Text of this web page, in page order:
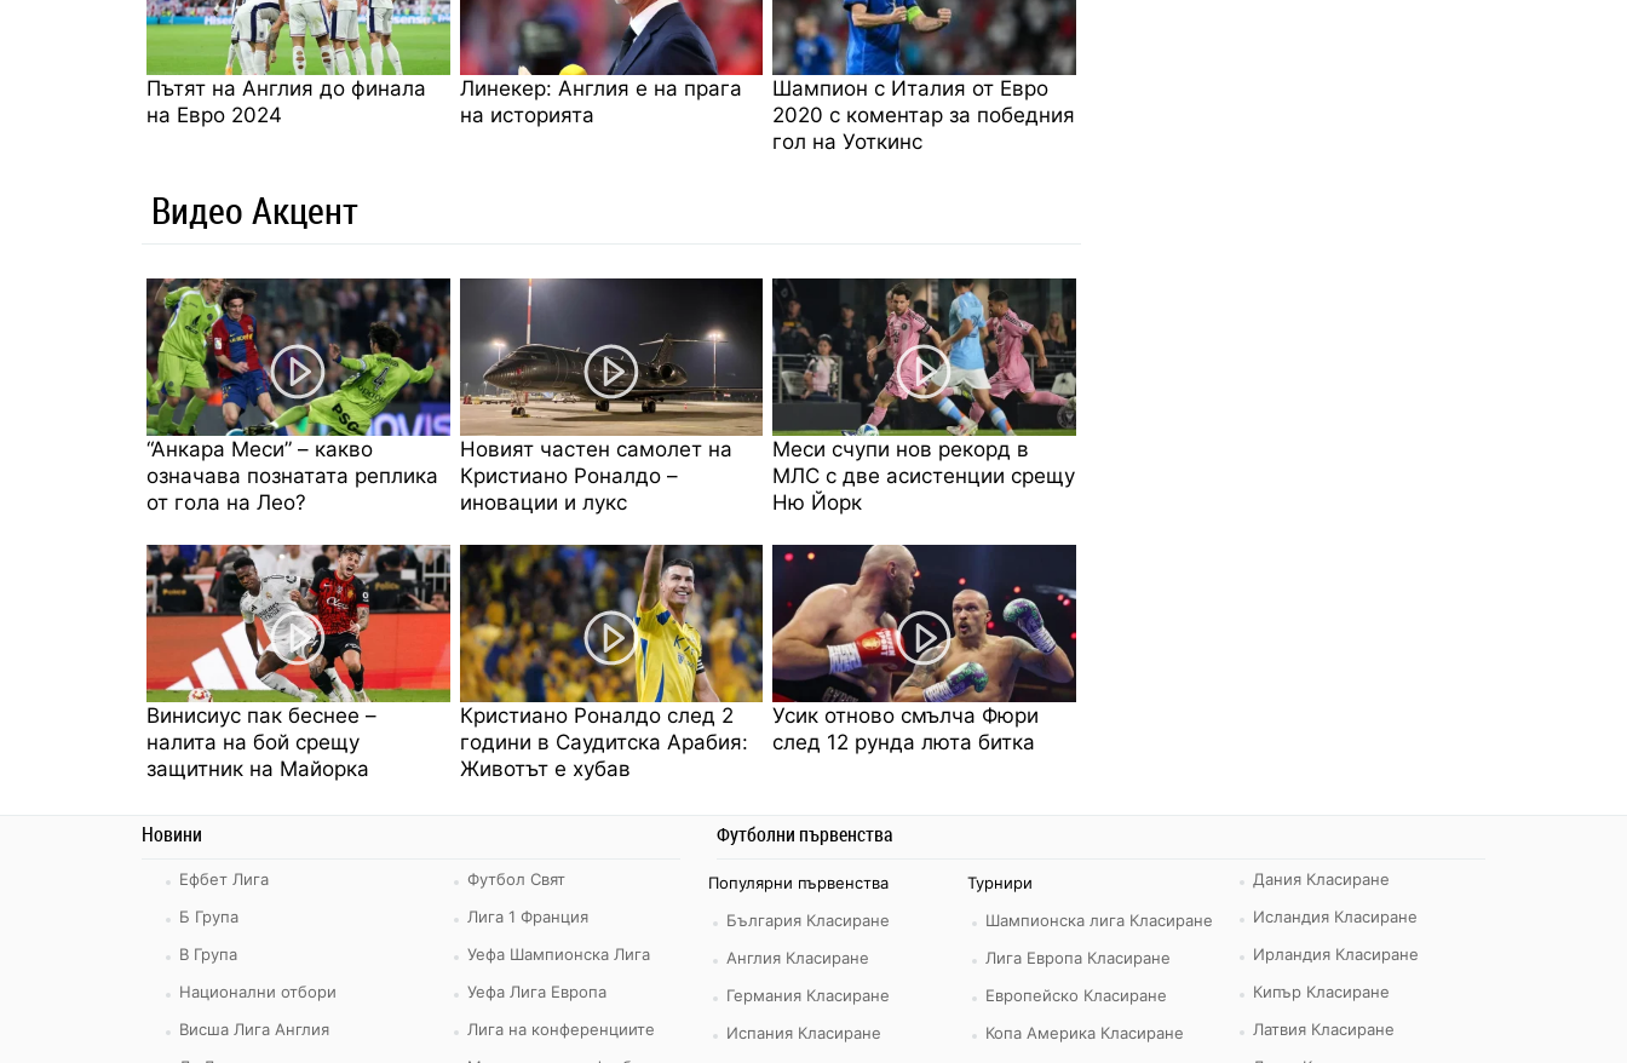
Пътят на Англия до финала
на Евро 2024
Линекер: Англия е на прага
на историята
Шампион с Италия от Евро
2020 с коментар за победния
гол на Уоткинс
Видео Акцент
“Анкара Меси” – какво
означава познатата реплика
от гола на Лео?
Новият частен самолет на
Кристиано Роналдо –
иновации и лукс
Меси счупи нов рекорд в
МЛС с две асистенции срещу
Ню Йорк
Винисиус пак беснее –
налита на бой срещу
защитник на Майорка
Кристиано Роналдо след 2
години в Саудитска Арабия:
Животът е хубав
Усик отново смълча Фюри
след 12 рунда люта битка
Новини
Ефбет Лига
Б Група
В Група
Национални отбори
Висша Лига Англия
Футбол Свят
Лига 1 Франция
Уефа Шампионска Лига
Уефа Лига Европа
Лига на конференциите
Футболни първенства
Популярни първенства
България Класиране
Англия Класиране
Германия Класиране
Испания Класиране
Турнири
Шампионска лига Класиране
Лига Европа Класиране
Европейско Класиране
Копа Америка Класиране
Дания Класиране
Исландия Класиране
Ирландия Класиране
Кипър Класиране
Латвия Класиране